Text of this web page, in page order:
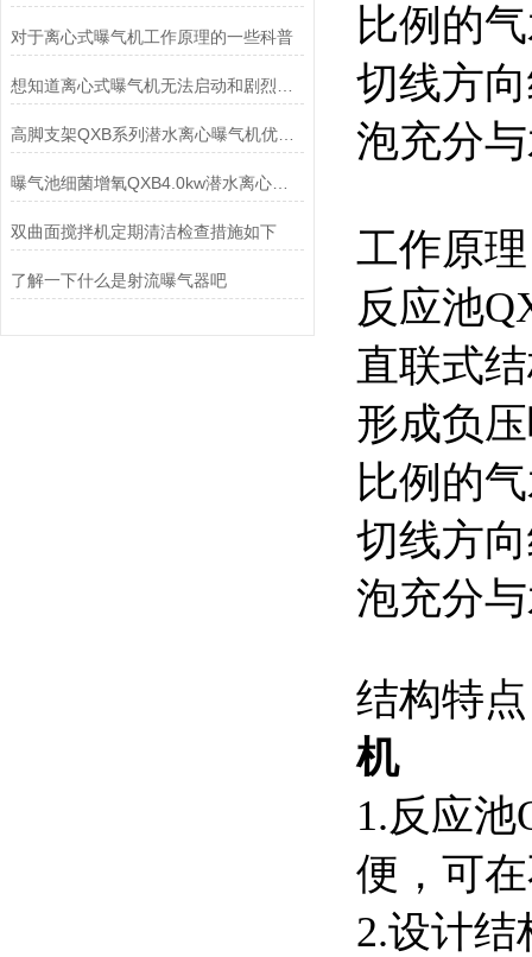
对于离心式曝气机工作原理的一些科普
高脚支架QXB系列潜水离心曝气机优势-南京凯普德
曝气池细菌增氧QXB4.0kw潜水离心曝气机技术参数
双曲面搅拌机定期清洁检查措施如下
了解一下什么是射流曝气器吧
比例的
切线方
泡充分
工作原
反应池
直联式
形成负
比例的
切线方
泡充分
结构特
机
1.反应
便，可
2.设计